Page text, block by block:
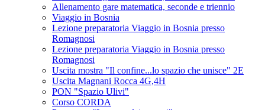
Allenamento gare matematica, seconde e triennio
Viaggio in Bosnia
Lezione preparatoria Viaggio in Bosnia presso
Romagnosi
Lezione preparatoria Viaggio in Bosnia presso
Romagnosi
Uscita mostra "Il confine...lo spazio che unisce" 2E
Uscita Magnani Rocca 4G,4H
PON "Spazio Ulivi"
Corso CORDA